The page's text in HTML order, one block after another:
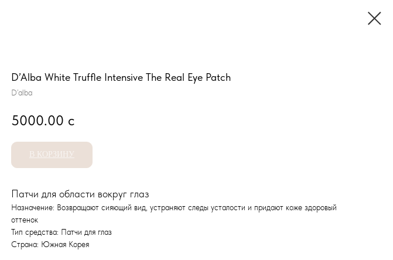
D’Alba White Truffle Intensive The Real Eye Patch
D’alba
5000.00 с
В КОРЗИНУ
Патчи для области вокруг глаз
Назначение: Возвращают сияющий вид, устраняют следы усталости и придают коже здоровый
оттенок
Тип средства: Патчи для глаз
Страна: Южная Корея